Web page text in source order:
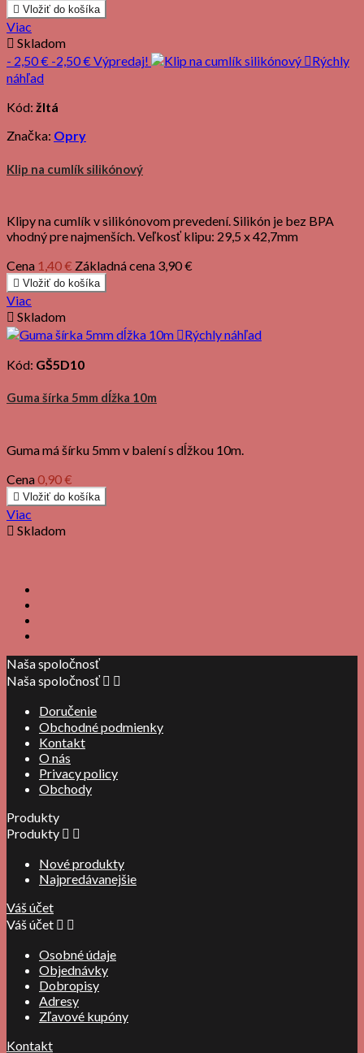
 Vložiť do košíka
Viac
 Skladom
- 2,50 € -2,50 €Výpredaj! Rýchly
náhľad
Kód: žltá
Značka: Opry
Klip na cumlík silikónový
Klipy na cumlík v silikónovom prevedení. Silikón je bez BPA
vhodný pre najmenších. Veľkosť klipu: 29,5 x 42,7mm
Cena 1,40 € Základná cena 3,90 €
 Vložiť do košíka
Viac
 Skladom
Rýchly náhľad
Kód: GŠ5D10
Guma šírka 5mm dĺžka 10m
Guma má šírku 5mm v balení s dĺžkou 10m.
Cena0,90 €
 Vložiť do košíka
Viac
 Skladom
Naša spoločnosť
Naša spoločnosť  
Doručenie
Obchodné podmienky
Kontakt
O nás
Privacy policy
Obchody
Produkty
Produkty  
Nové produkty
Najpredávanejšie
Váš účet
Váš účet  
Osobné údaje
Objednávky
Dobropisy
Adresy
Zľavové kupóny
Kontakt